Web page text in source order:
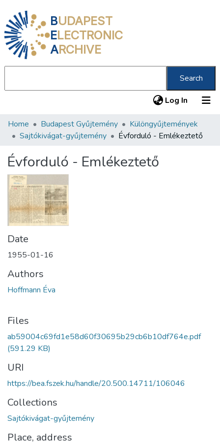
BUDAPEST
ELECTRONIC
ARCHIVE
Search
Log In (current)
Communities & Collections
Statistics
About us
Home Budapest Gyűjtemény
Különgyűjtemények
Sajtókivágat-gyűjtemény
Évforduló - Emlékeztető
Évforduló - Emlékeztető
Date
1955-01-16
Authors
Hoffmann Éva
Files
ab59004c69fd1e58d60f30695b29cb6b10df764e.pdf
(591.29 KB)
URI
https://bea.fszek.hu/handle/20.500.14711/106046
Collections
Sajtókivágat-gyűjtemény
Place, address